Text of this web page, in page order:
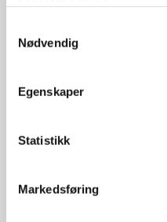
Nødvendig
Egenskaper
Statistikk
Markedsføring